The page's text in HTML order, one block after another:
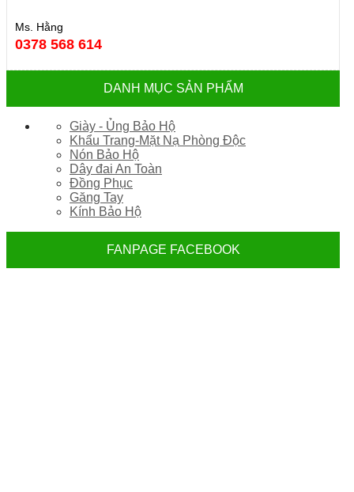
Ms. Hằng
0378 568 614
DANH MỤC SẢN PHẨM
Giày - Ủng Bảo Hộ
Khẩu Trang-Mặt Nạ Phòng Độc
Nón Bảo Hộ
Dây đai An Toàn
Đồng Phục
Găng Tay
Kính Bảo Hộ
FANPAGE FACEBOOK